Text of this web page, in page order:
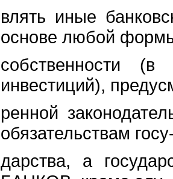
влять иные
основе любой
собственности
инвестиций),
ренной
обязательствам
дарства, а